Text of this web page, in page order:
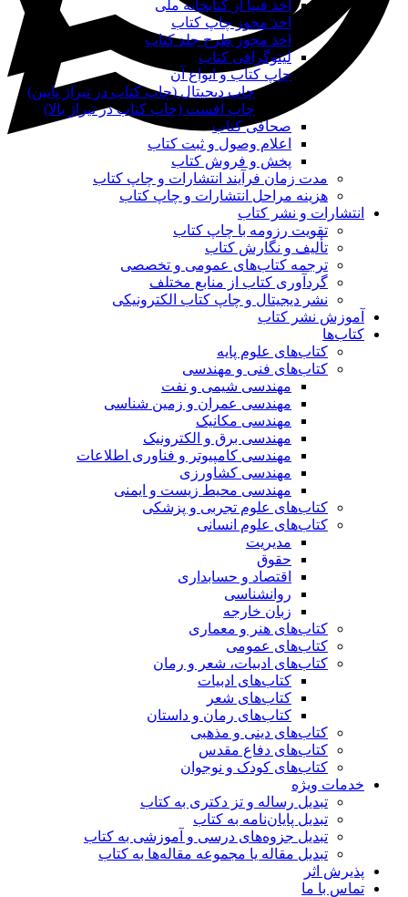
اخذ فیپا از کتابخانه ملی
اخذ مجوز چاپ کتاب
اخذ مجوز طرح جلد کتاب
لیتوگرافی کتاب
چاپ کتاب و انواع آن
چاپ دیجیتال (چاپ کتاب در تیراژ پایین)
چاپ افست (چاپ کتاب در تیراژ بالا)
صحافی کتاب
اعلام وصول و ثبت کتاب
پخش و فروش کتاب
مدت زمان فرآیند انتشارات و چاپ کتاب
هزینه مراحل انتشارات و چاپ کتاب
انتشارات و نشر کتاب
تقویت رزومه با چاپ کتاب
تألیف و نگارش کتاب
ترجمه کتاب‌های عمومی و تخصصی
گردآوری کتاب از منابع مختلف
نشر دیجیتال و چاپ کتاب الکترونیکی
آموزش نشر کتاب
کتاب‌ها
کتاب‌های علوم پایه
کتاب‌های فنی و مهندسی
مهندسی شیمی و نفت
مهندسی عمران و زمین شناسی
مهندسی مکانیک
مهندسی برق و الکترونیک
مهندسی کامپیوتر و فناوری اطلاعات
مهندسی کشاورزی
مهندسی محیط زیست و ایمنی
کتاب‌های علوم تجربی و پزشکی
کتاب‌های علوم انسانی
مدیریت
حقوق
اقتصاد و حسابداری
روانشناسی
زبان خارجه
کتاب‌های هنر و معماری
کتاب‌های عمومی
کتاب‌های ادبیات، شعر و رمان
کتاب‌های ادبیات
کتاب‌های شعر
کتاب‌های رمان و داستان
کتاب‌های دینی و مذهبی
کتاب‌های دفاع مقدس
کتاب‌های کودک و نوجوان
خدمات ویژه
تبدیل رساله و تز دکتری به کتاب
تبدیل پایان‌نامه به کتاب
تبدیل جزوه‌های درسی و آموزشی به کتاب
تبدیل مقاله یا مجموعه مقاله‌ها به کتاب
پذیرش اثر
تماس با ما